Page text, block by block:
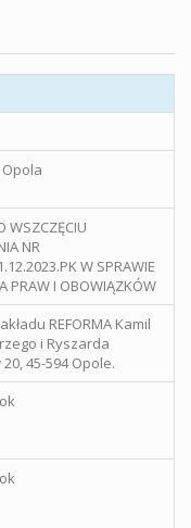
WSZCZĘCIU
NR
W SPRAWIE
PRAW I OBOWIĄZKÓW
REFORMA Kamil
i Ryszarda
45-594 Opole.